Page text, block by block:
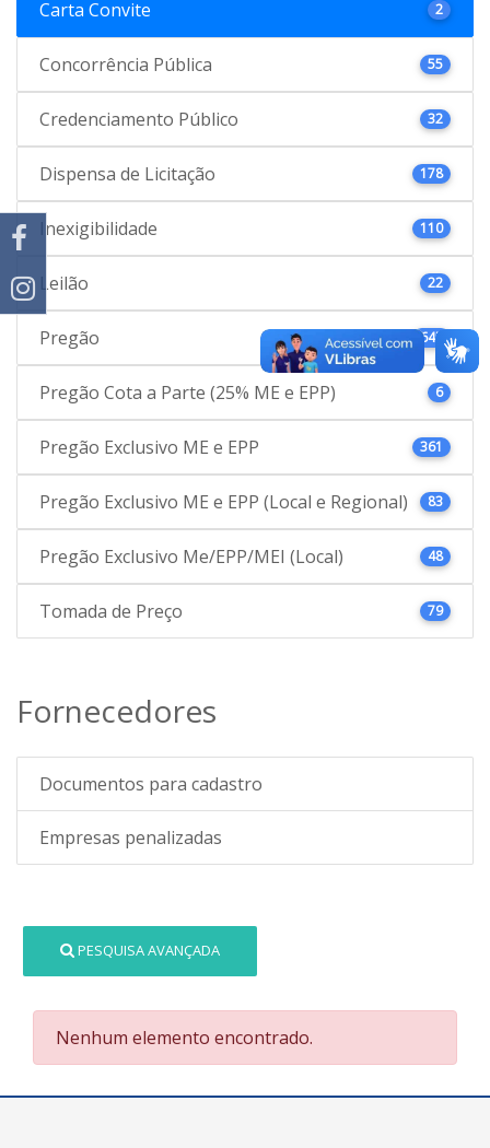
Carta Convite 2
Concorrência Pública 55
Credenciamento Público 32
Dispensa de Licitação 178
Inexigibilidade 110
Leilão 22
Pregão 645
Pregão Cota a Parte (25% ME e EPP) 6
Pregão Exclusivo ME e EPP 361
Pregão Exclusivo ME e EPP (Local e Regional) 83
Pregão Exclusivo Me/EPP/MEI (Local) 48
Tomada de Preço 79
Fornecedores
Documentos para cadastro
Empresas penalizadas
PESQUISA AVANÇADA
Nenhum elemento encontrado.